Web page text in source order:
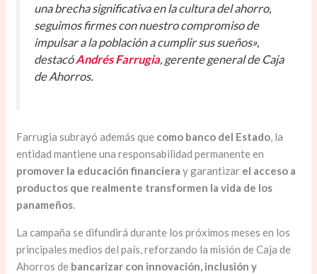
una brecha significativa en la cultura del ahorro,
seguimos firmes con nuestro compromiso de
impulsar a la población a cumplir sus sueños»,
destacóAndrés Farrugia, gerente general de Caja
de Ahorros.
Farrugia subrayó además que como banco del Estado, la
entidad mantiene una responsabilidad permanente en
promover la educación financiera y garantizar el acceso a
productos que realmente transformen la vida de los
panameños.
La campaña se difundirá durante los próximos meses en los
principales medios del país, reforzando la misión de Caja de
Ahorros de bancarizar con innovación, inclusión y